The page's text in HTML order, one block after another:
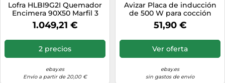
Lofra HLBI9G2I Quemador
Encimera 90X50 Marfil 3
FUOCHI1 Tri Corona 2
Inducción
1.049,21 €
2 precios
ebay.es
Envío a partir de 20,00 €
Avizar Placa de inducción
de 500 W para cocción
rápida con 5 niveles,
51,90 €
Ver oferta
ebay.es
sin gastos de envío